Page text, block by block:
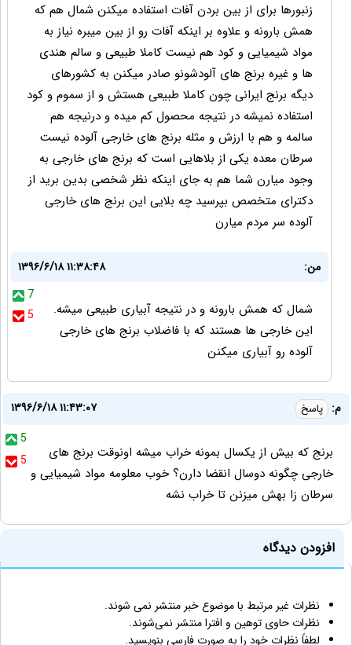
زنبورها برای از بین بردن آفات استفاده میکنن شمال هم که
همش بارونه و علاوه بر اینکه آفات رو از بین میبره نیاز به
مواد شیمیایی و کود هم نیست کاملا طبیعی و سالم هندی
ها و غیره برنج های آلودشونو صادر میکنن به کشورهای
دیگه برنج ایرانی چون کاملا طبیعی هستش و از سموم و کود
استفاده نمیشه در نتیجه محصول کم میده و درنیجه هم
سالمه و هم با ارزش و مثله برنج های خارجی آلوده نیست
سرطان معده یکی از بلاهایی است که برنج های خارجی به
وجود میارن شما هم به جای اینکه نظر شخصی بدین برید از
دکترای متخصص بپرسید چه بلایی این برنج های خارجی
آلوده سر مردم میارن
من:
۱۳۹۶/۶/۱۸ ۱۱:۳۸:۴۸
7
5
شمال که همش بارونه و در نتیجه آبیاری طبیعی میشه.
این خارجی ها هستند که با فاضلاب برنج های خارجی
آلوده رو آبیاری میکنن
م: پاسخ
۱۳۹۶/۶/۱۸ ۱۱:۴۳:۰۷
5
5
برنج که بیش از یکسال بمونه خراب میشه اونوقت برنج های
خارجی چگونه دوسال انقضا دارن؟ خوب معلومه مواد شیمیایی و
سرطان زا بهش میزنن تا خراب نشه
افزودن دیدگاه
نظرات غیر مرتبط با موضوع خبر منتشر نمی شوند.
نظرات حاوی توهین و افترا منتشر نمی‌شوند.
لطفاً نظرات خود را به صورت فارسی بنویسید.